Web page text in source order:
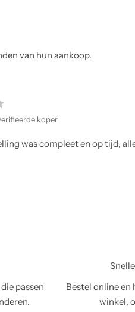
van hun aankoop.
passen
Bestel online en
winkel,